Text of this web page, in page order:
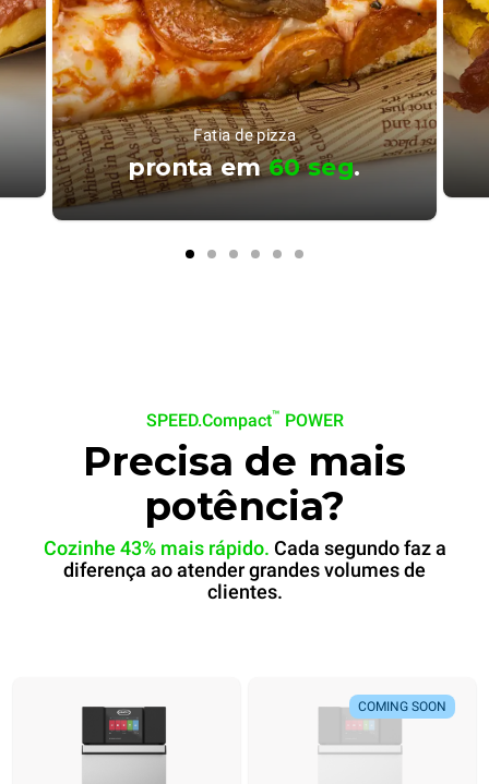
Fatia de pizza
pronta em60 seg.
pronto em 60 seg.
pronto em 30 seg.
SPEED.Compact™ POWER
Precisa de mais
potência?
Cozinhe 43% mais rápido. Cada segundo faz a
diferença ao atender grandes volumes de
clientes.
COMING SOON
COMING SOON